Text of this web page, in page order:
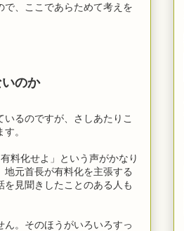
、ここであらためて考えを
のか
るのですが、さしあたりこ
。
料化せよ」という声がかなり
元首長が有料化を主張する
見聞きしたことのある人も
。そのほうがいろいろすっ